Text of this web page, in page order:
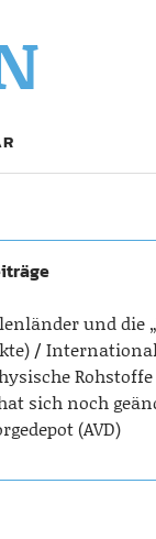
und die
sich noch
(AVD)